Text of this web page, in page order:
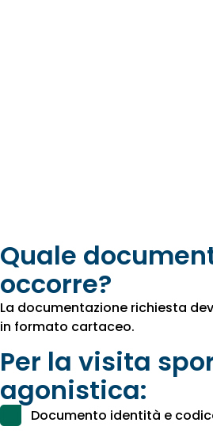
Quale
occorre?
La documentazione richiesta
in formato cartaceo.
Per la visita
agonistica:
Documento identità e